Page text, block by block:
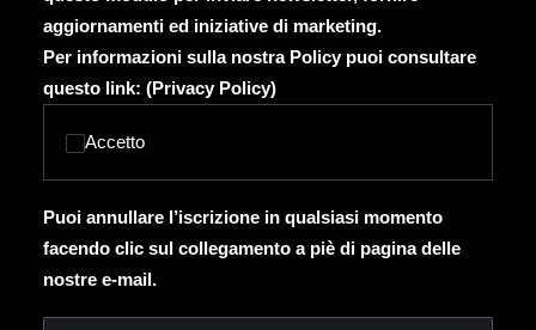
aggiornamenti ed iniziative di marketing.
Per informazioni sulla nostra Policy puoi consultare
questo link: (Privacy Policy)
Accetto
Puoi annullare l’iscrizione in qualsiasi momento
facendo clic sul collegamento a piè di pagina delle
nostre e-mail.